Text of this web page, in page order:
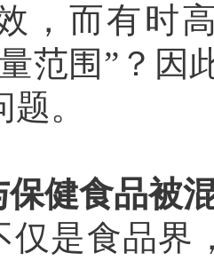
，而有时
范围”？因
。
健食品被
仅是食品界